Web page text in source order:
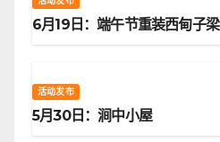
6月19日：端午节重装西甸子梁
活动发布
5月30日：涧中小屋